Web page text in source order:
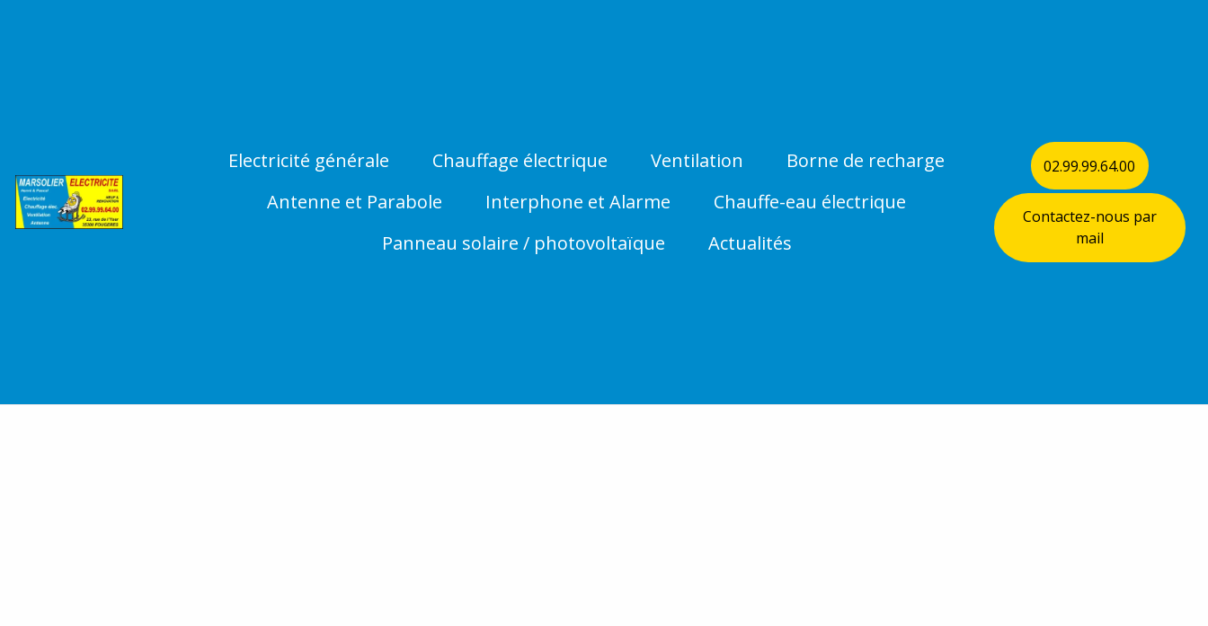
Electricité générale Chauffage électrique Ventilation
Borne de recharge
Antenne et Parabole
Interphone et Alarme
Chauffe-eau électrique
Panneau solaire / photovoltaïque
Actualités
02.99.99.64.00
Contactez-nous par
mail